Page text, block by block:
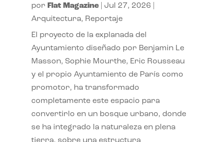
por Flat Magazine| Jul 27, 2026
Arquitectura, Reportaje
El proyecto de la explanada del
Ayuntamiento diseñado por Benjamin Le
Masson, Sophie Mourthe, Eric Rousseau
y el propio Ayuntamiento de París como
promotor, ha transformado
completamente este espacio para
convertirlo en un bosque urbano, donde
se ha integrado la naturaleza en plena
tierra, sobre una estructura